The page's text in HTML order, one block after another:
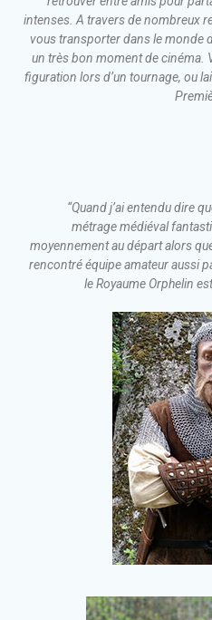
intenses. A travers de nombreux
vous transporter dans le monde
un très bon moment de cinéma.
figuration lors d’un tournage, ou
“Quand j’ai entendu dire
métrage médiéval
moyennement au départ alors
rencontré équipe amateur aussi
le Royaume Orphelin